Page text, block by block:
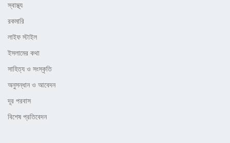
স্বাস্থ্য
রকমারি
লাইফ স্টাইল
ইসলামের কথা
সাহিত্য ও সংস্কৃতি
অনুসন্ধান ও আবেদন
দূর পরবাস
বিশেষ প্রতিবেদন